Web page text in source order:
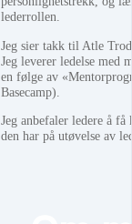
lederrollen.
Jeg sier takk til Atle
Jeg leverer ledelse med
en følge av
Basecamp).
Jeg anbefaler ledere å
den har på utøvelse av